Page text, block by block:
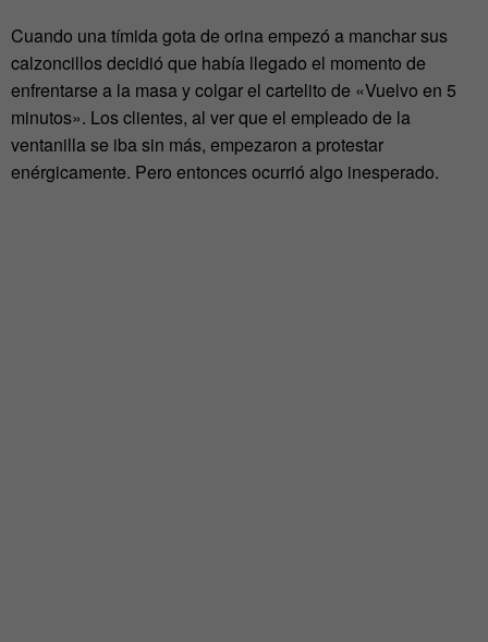
Cuando una tímida gota de orina empezó a manchar sus
calzoncillos decidió que había llegado el momento de
enfrentarse a la masa y colgar el cartelito de «Vuelvo en 5
minutos». Los clientes, al ver que el empleado de la
ventanilla se iba sin más, empezaron a protestar
enérgicamente. Pero entonces ocurrió algo inesperado.